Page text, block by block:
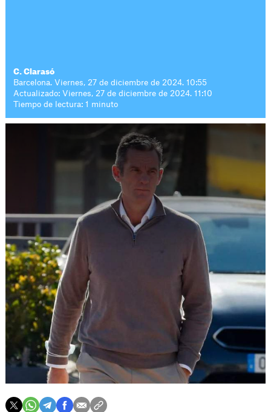
C. Clarasó
Barcelona. Viernes, 27 de diciembre de 2024. 10:55
Actualizado: Viernes, 27 de diciembre de 2024. 11:10
Tiempo de lectura: 1 minuto